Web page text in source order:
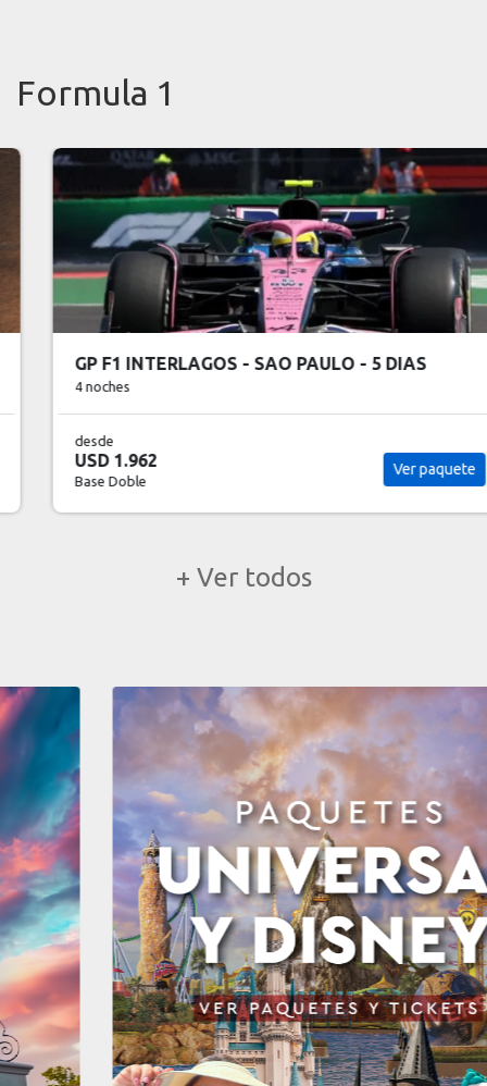
Formula 1
GP F1 INTERLAGOS - SAO PAULO - 5 DIAS
4 noches
desde
USD 1.962
Base Doble
Ver paquete
+ Ver todos